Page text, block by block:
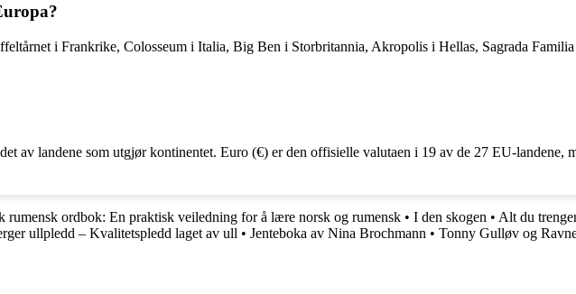
i Frankrike, Colosseum i Italia, Big Ben i Storbritannia, Akropolis i Hellas, Sagrada
av landene som utgjør kontinentet. Euro (€) er den offisielle valutaen i 19 av de 27 EU-landene,
rumensk ordbok: En praktisk veiledning for å lære norsk og rumensk • I den skogen • Alt du
ullpledd – Kvalitetspledd laget av ull • Jenteboka av Nina Brochmann • Tonny Gulløv og